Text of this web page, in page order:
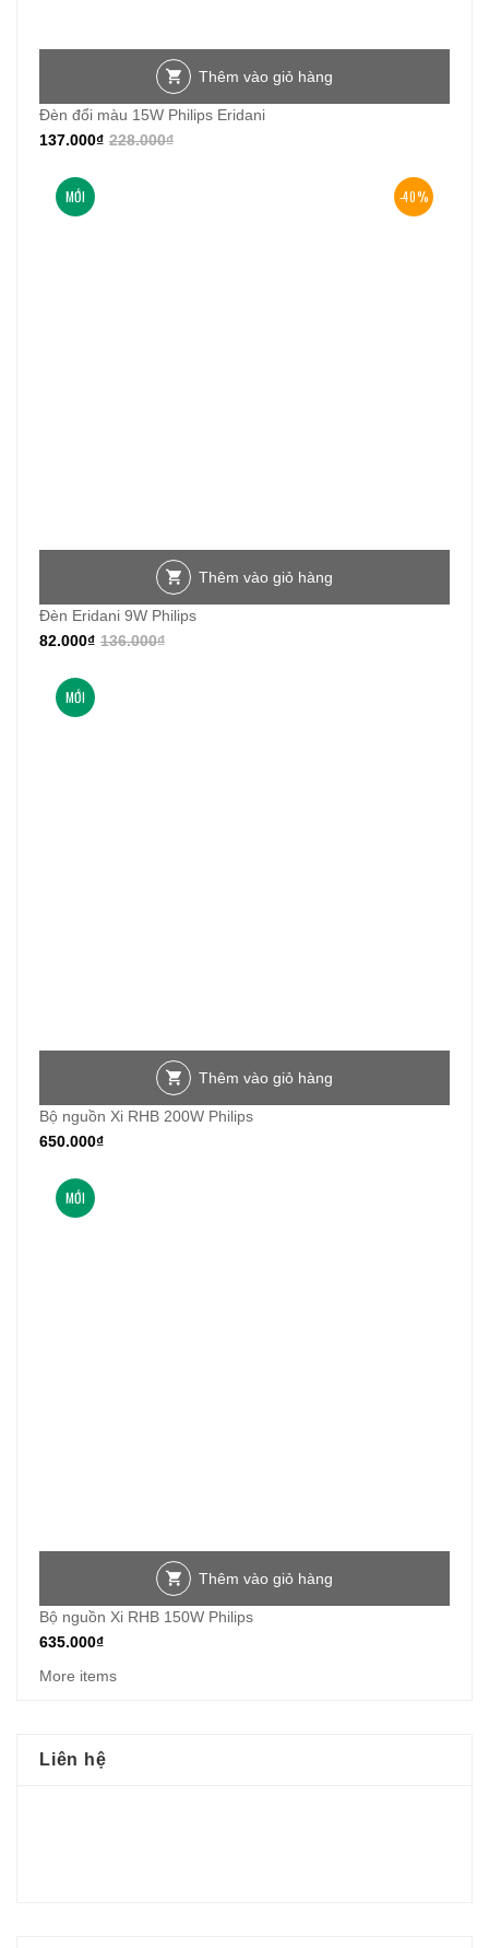
Thêm vào giỏ hàng
Đèn đổi màu 15W Philips Eridani
228.000₫
137.000₫
-40%
MỚI
Thêm vào giỏ hàng
Đèn Eridani 9W Philips
136.000₫
82.000₫
MỚI
Thêm vào giỏ hàng
Bộ nguồn Xi RHB 200W Philips
650.000₫
MỚI
Thêm vào giỏ hàng
Bộ nguồn Xi RHB 150W Philips
635.000₫
More items
Liên hệ